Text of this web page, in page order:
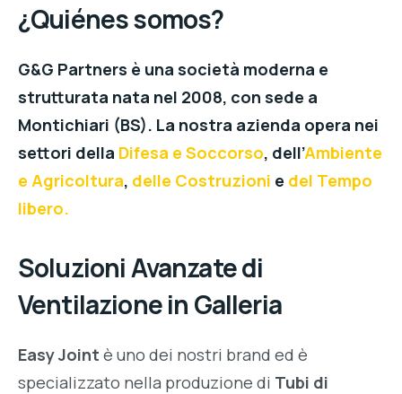
¿Quiénes somos?
G&G Partners è una società moderna e
strutturata nata nel 2008, con sede a
Montichiari (BS). La nostra azienda opera nei
settori della Difesa e Soccorso, dell’Ambiente
e Agricoltura, delle Costruzioni e del Tempo
libero.
Soluzioni Avanzate di
Ventilazione in Galleria
Easy Joint è uno dei nostri brand ed è
specializzato nella produzione di Tubi di